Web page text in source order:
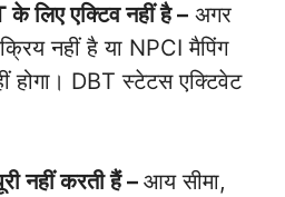
लिए एक्टिव नहीं है – अगर
नहीं है या NPCI मैपिंग
होगा। DBT स्टेटस एक्टिवेट
नहीं करती हैं – आय सीमा,